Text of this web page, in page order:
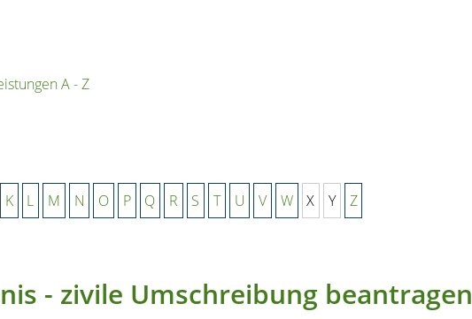
A - Z
K L M N O P Q R S T U V W X Y Z
- zivile Umschreibung beantragen